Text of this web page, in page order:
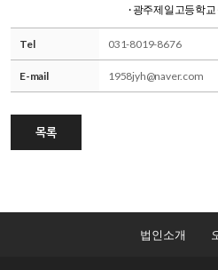
· 광주제일고등학
Tel 031-8019-8676
E-mail 1958jyh@naver.com
목록
법인소개